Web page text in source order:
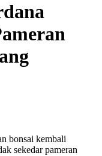
bonsai kembali
sekedar pameran